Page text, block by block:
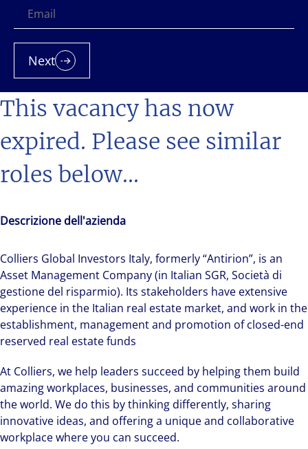
This vacancy has now
expired. Please see similar
roles below...
Descrizione dell'azienda
Colliers Global Investors Italy, formerly “Antirion”, is an
Asset Management Company (in Italian SGR, Società di
gestione del risparmio). Its stakeholders have extensive
experience in the Italian real estate market, and work in the
establishment, management and promotion of closed-end
reserved real estate funds
At Colliers, we help leaders succeed by helping them build
amazing workplaces, businesses, and communities around
the world. We do this by thinking differently, sharing
innovative ideas, and offering a unique and collaborative
workplace where you can succeed.
Next